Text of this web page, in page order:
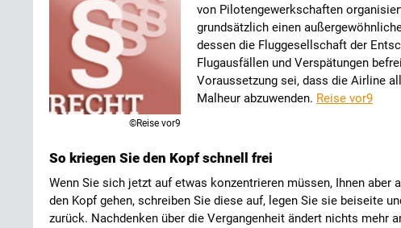
©Reise vor9
von Pilotengewerkschaften
grundsätzlich einen
dessen die Fluggesellschaft der
Flugausfällen und Verspätungen
Voraussetzung sei, dass die Airline
Malheur abzuwenden. Reise vor9
So kriegen Sie den Kopf schnell frei
Wenn Sie sich jetzt auf etwas konzentrieren müssen, Ihnen aber
den Kopf gehen, schreiben Sie diese auf, legen Sie sie beiseite
zurück. Nachdenken über die Vergangenheit ändert nichts mehr